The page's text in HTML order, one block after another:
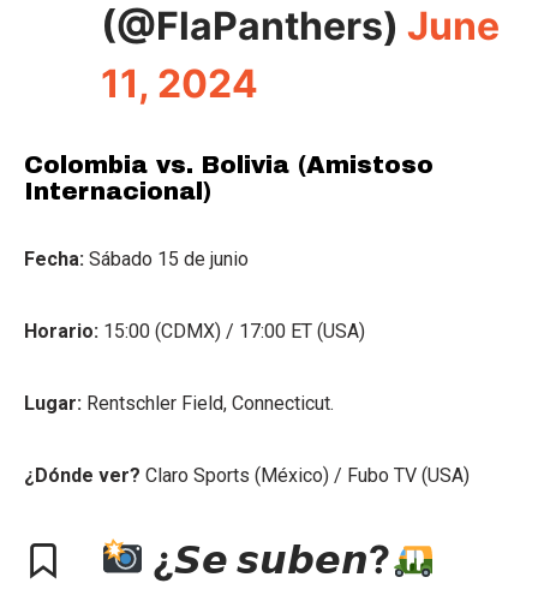
(@FlaPanthers) June
11, 2024
Colombia vs. Bolivia (Amistoso
Internacional)
Fecha: Sábado 15 de junio
Horario: 15:00 (CDMX) / 17:00 ET (USA)
Lugar: Rentschler Field, Connecticut.
¿Dónde ver? Claro Sports (México) / Fubo TV (USA)
¿𝙎𝙚 𝙨𝙪𝙗𝙚𝙣?